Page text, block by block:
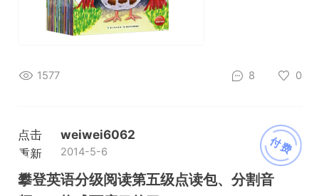
1577 8 0
付费
点击
重新
加载
weiwei6062
2014-5-6
攀登英语分级阅读第五级点读包、分割音